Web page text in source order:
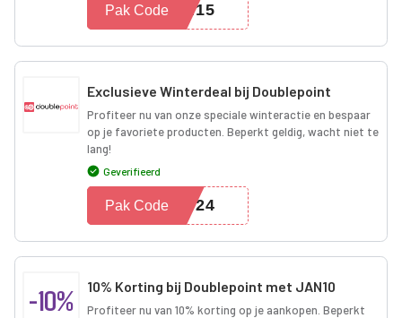
EN15
Pak Code
Exclusieve Winterdeal bij Doublepoint
Profiteer nu van onze speciale winteractie en bespaar
op je favoriete producten. Beperkt geldig, wacht niet te
lang!
Geverifieerd
2024
Pak Code
-10% 10% Korting bij Doublepoint met JAN10
Profiteer nu van 10% korting op je aankopen. Beperkt